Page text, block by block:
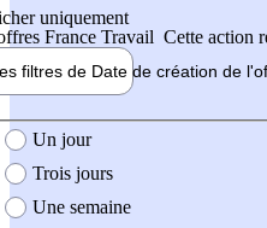
uniquement
France Travail Cette action
filtres de Date de création de
création de l'offre
Un jour
Trois jours
Une semaine